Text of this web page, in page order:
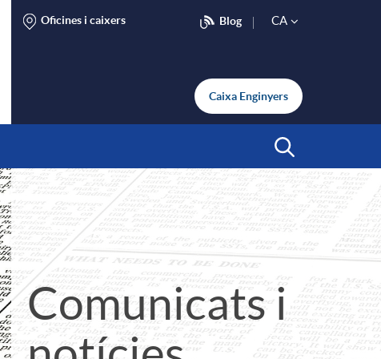
Oficines i caixers Blog
e
e
c
t
CA
Caixa Enginyers
Comunicats i